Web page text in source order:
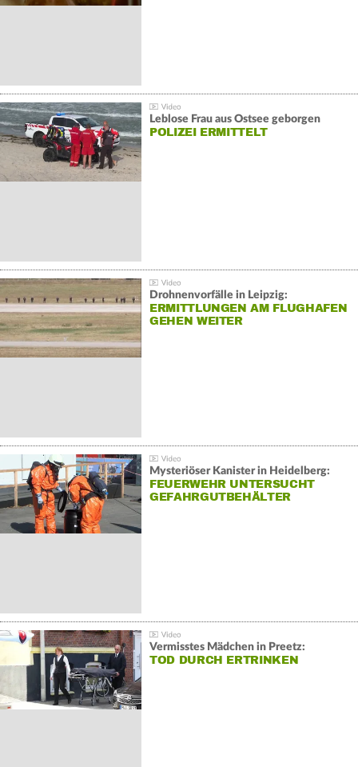
Leblose Frau aus Ostsee geborgen
POLIZEI ERMITTELT
Drohnenvorfälle in Leipzig:
ERMITTLUNGEN AM FLUGHAFEN
GEHEN WEITER
Mysteriöser Kanister in Heidelberg:
FEUERWEHR UNTERSUCHT
GEFAHRGUTBEHÄLTER
Vermisstes Mädchen in Preetz:
TOD DURCH ERTRINKEN